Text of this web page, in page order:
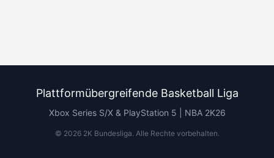
Plattformübergreifende Basketball Liga
Xbox Series S/X & PlayStation 5 | NBA 2K26
© 20262K Bundesliga. Alle Rechte vorbehalten.